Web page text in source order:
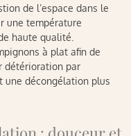
de l’espace dans le
une température
haute qualité.
à plat afin de
détérioration par
une décongélation plus